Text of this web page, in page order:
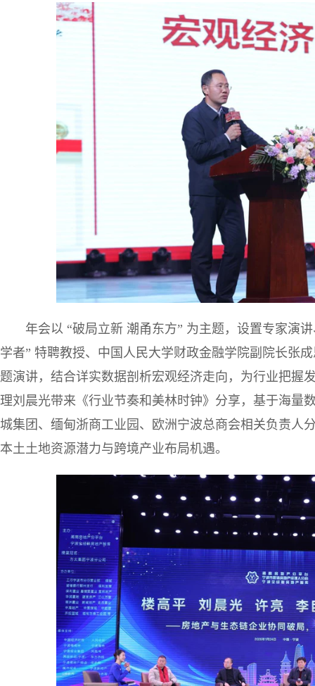
年会以 “破局立新 潮甬东方” 为主题，设置专家演
学者” 特聘教授、中国人民大学财政金融学院副院长张
题演讲，结合详实数据剖析宏观经济走向，为行业把握
理刘晨光带来《行业节奏和美林时钟》分享，基于海量
城集团、缅甸浙商工业园、欧洲宁波总商会相关负责人
本土土地资源潜力与跨境产业布局机遇。